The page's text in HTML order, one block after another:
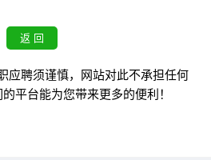
应聘须谨慎，网站对此不承担任何
平台能为您带来更多的便利！